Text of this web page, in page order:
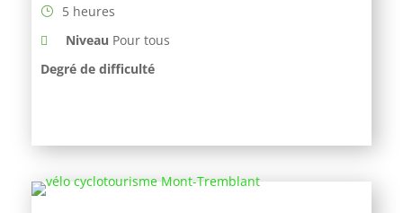
5 heures
Niveau Pour tous
Degré de difficulté